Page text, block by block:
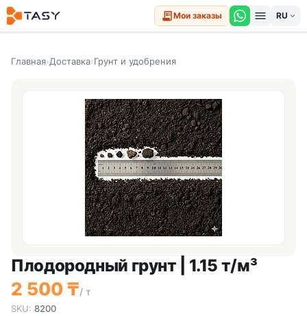
receipt_longМои заказы menu expand_more
Главная›Доставка›Грунт и удобрения
Плодородный грунт | 1.15 т/м³
2 500 ₸/ т
SKU: 8200